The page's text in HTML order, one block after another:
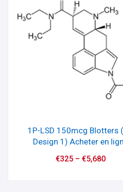
1P-LSD 150mcg Blotters
Design 1) Acheter en
€325– €5,680